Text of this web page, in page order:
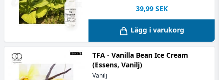
39,99 SEK
Lägg i varukorg
TFA - Vanilla Bean Ice Cream
(Essens, Vanilj)
Vanilj